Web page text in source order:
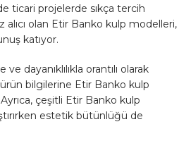
ticari projelerde sıkça tercih
alıcı olan Etir Banko kulp modelleri,
katıyor.
dayanıklılıkla orantılı olarak
bilgilerine Etir Banko kulp
çeşitli Etir Banko kulp
estetik bütünlüğü de